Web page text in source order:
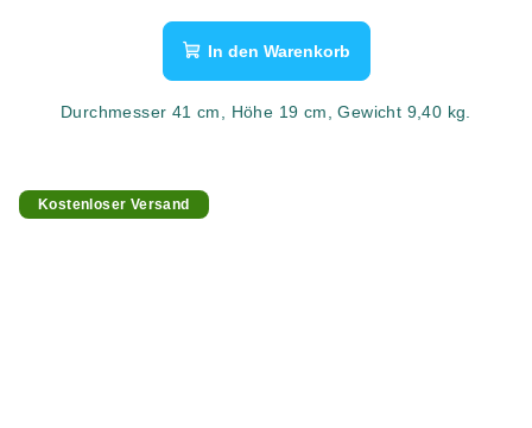
In den Warenkorb
Durchmesser 41 cm, Höhe 19 cm, Gewicht 9,40 kg.
Kostenloser Versand